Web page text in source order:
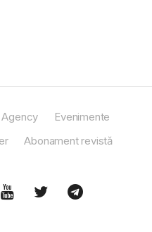
Agency
Evenimente
Abonament revistă